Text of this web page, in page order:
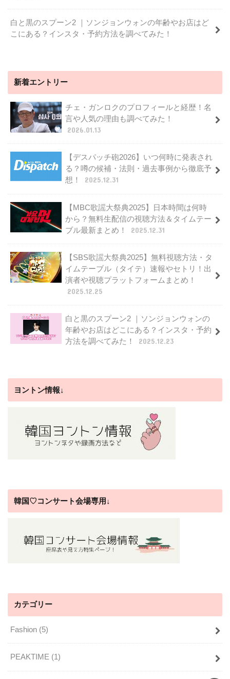
白と黒のスプーン2 ｜ソンジョンウォンの年齢やお店はど
こにある？インスタ・予約方法を調べてみた！
新着エントリー
チェ・ガンロクのプロフィールと経歴！名
言や人気の理由も調べてみた！
2026.01.13
【デスパッチ砲2026】いつ何時に発表され
る？噂の候補・法則・過去事例から徹底予
想！
2025.12.31
【MBC歌謡大祭典2025】日本時間は何時
から？無料生配信の視聴方法＆タイムテー
ブル最新まとめ！
2025.12.31
【SBS歌謡大祭典2025】無料視聴方法・タ
イムテーブル（タイテ）速報やセトリ！出
演者や視聴プラットフォームまとめ！
2025.12.25
白と黒のスプーン2 ｜ソンジョンウォンの
年齢やお店はどこにある？インスタ・予約
方法を調べてみた！
2025.12.23
ヨントン情報↓
韓国♡コンサート会場専用↓
カテゴリー
Fashion (5)
PEAKTIME (1)